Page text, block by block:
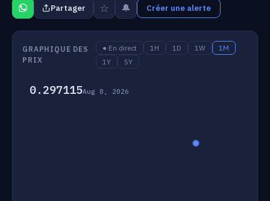
Partager ☆ 🔔 Créer une alerte
GRAPHIQUE DES
PRIX
● En direct 1H 1D 1W
1M
1Y
5Y
0.297115Aug 8, 2026